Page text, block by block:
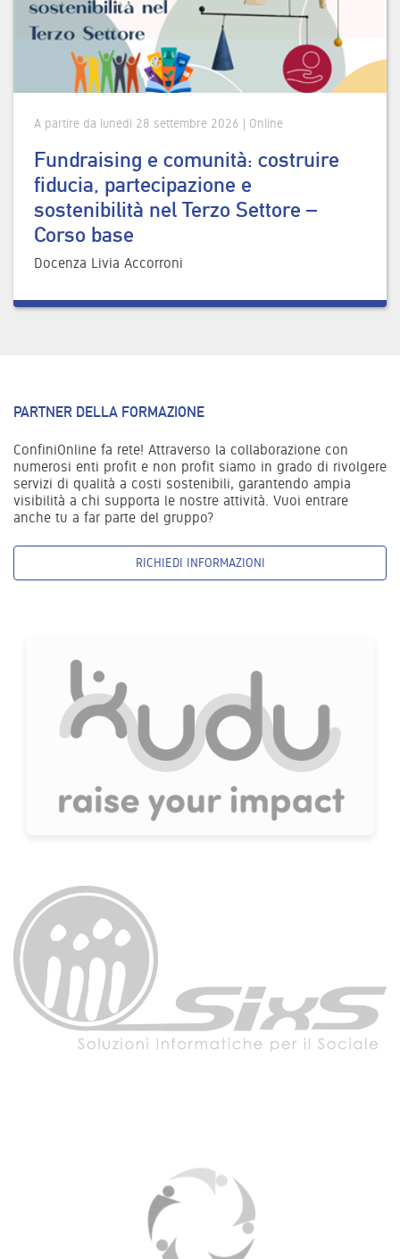
A partire da lunedì 28 settembre 2026 | Online
Fundraising e comunità: costruire
fiducia, partecipazione e
sostenibilità nel Terzo Settore –
Corso base
Docenza Livia Accorroni
PARTNER DELLA FORMAZIONE
ConfiniOnline fa rete! Attraverso la collaborazione con
numerosi enti profit e non profit siamo in grado di rivolgere
servizi di qualità a costi sostenibili, garantendo ampia
visibilità a chi supporta le nostre attività. Vuoi entrare
anche tu a far parte del gruppo?
RICHIEDI INFORMAZIONI